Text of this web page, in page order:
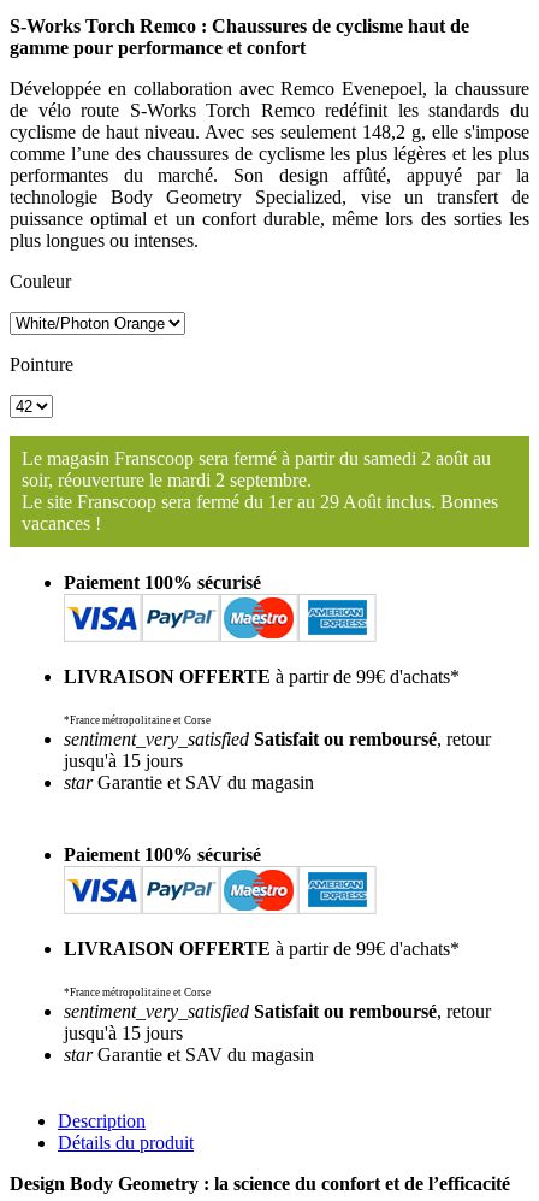
S-Works Torch Remco : Chaussures de cyclisme haut de
gamme pour performance et confort
Développée en collaboration avec Remco Evenepoel, la chaussure
de vélo route S-Works Torch Remco redéfinit les standards du
cyclisme de haut niveau. Avec ses seulement 148,2 g, elle s'impose
comme l’une des chaussures de cyclisme les plus légères et les plus
performantes du marché. Son design affûté, appuyé par la
technologie Body Geometry Specialized, vise un transfert de
puissance optimal et un confort durable, même lors des sorties les
plus longues ou intenses.
Couleur
Pointure
Le magasin Franscoop sera fermé à partir du samedi 2 août au
soir, réouverture le mardi 2 septembre.
Le site Franscoop sera fermé du 1er au 29 Août inclus. Bonnes
vacances !
Paiement 100% sécurisé
LIVRAISON OFFERTE à partir de 99€ d'achats*
*France métropolitaine et Corse
sentiment_very_satisfied Satisfait ou remboursé, retour
jusqu'à 15 jours
starGarantie et SAV du magasin
Paiement 100% sécurisé
LIVRAISON OFFERTE à partir de 99€ d'achats*
*France métropolitaine et Corse
sentiment_very_satisfied Satisfait ou remboursé, retour
jusqu'à 15 jours
starGarantie et SAV du magasin
Description
Détails du produit
Design Body Geometry : la science du confort et de l’efficacité